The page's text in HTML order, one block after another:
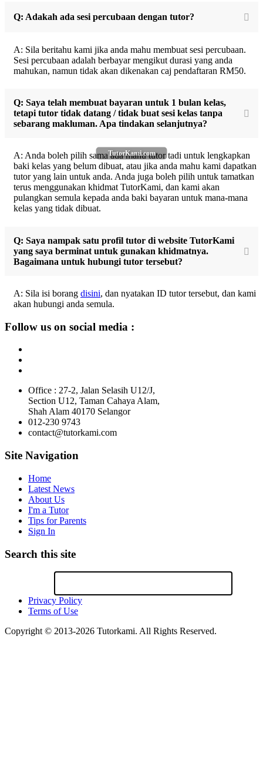
TutorKami.com
Q: Adakah ada sesi percubaan dengan tutor?
A: Sila beritahu kami jika anda mahu membuat sesi percubaan.
Sesi percubaan adalah berbayar mengikut durasi yang anda
mahukan, namun tidak akan dikenakan caj pendaftaran RM50.
Q: Saya telah membuat bayaran untuk 1 bulan kelas,
tetapi tutor tidak datang / tidak buat sesi kelas tanpa
sebarang makluman. Apa tindakan selanjutnya?
A: Anda boleh pilih sama ada mahu tutor tadi untuk lengkapkan
baki kelas yang belum dibuat, atau jika anda mahu kami dapatkan
tutor yang lain untuk anda. Anda juga boleh pilih untuk tamatkan
terus menggunakan khidmat TutorKami, dan kami akan
pulangkan semula kepada anda baki bayaran untuk mana-mana
kelas yang tidak dibuat.
Q: Saya nampak satu profil tutor di website TutorKami
yang saya berminat untuk gunakan khidmatnya.
Bagaimana untuk hubungi tutor tersebut?
A: Sila isi borang disini, dan nyatakan ID tutor tersebut, dan kami
akan hubungi anda semula.
Follow us on social media :
Office : 27-2, Jalan Selasih U12/J,
Section U12, Taman Cahaya Alam,
Shah Alam 40170 Selangor
012-230 9743
contact@tutorkami.com
Site Navigation
Home
Latest News
About Us
I'm a Tutor
Tips for Parents
Sign In
Search this site
Privacy Policy
Terms of Use
Copyright © 2013-2026 Tutorkami. All Rights Reserved.